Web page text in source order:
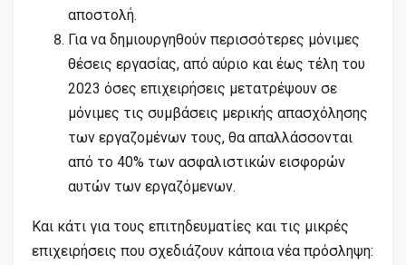
αποστολή.
Για να δημιουργηθούν περισσότερες μόνιμες
θέσεις εργασίας, από αύριο και έως τέλη του
2023 όσες επιχειρήσεις μετατρέψουν σε
μόνιμες τις συμβάσεις μερικής απασχόλησης
των εργαζομένων τους, θα απαλλάσσονται
από το 40% των ασφαλιστικών εισφορών
αυτών των εργαζόμενων.
Και κάτι για τους επιτηδευματίες και τις μικρές
επιχειρήσεις που σχεδιάζουν κάποια νέα πρόσληψη: